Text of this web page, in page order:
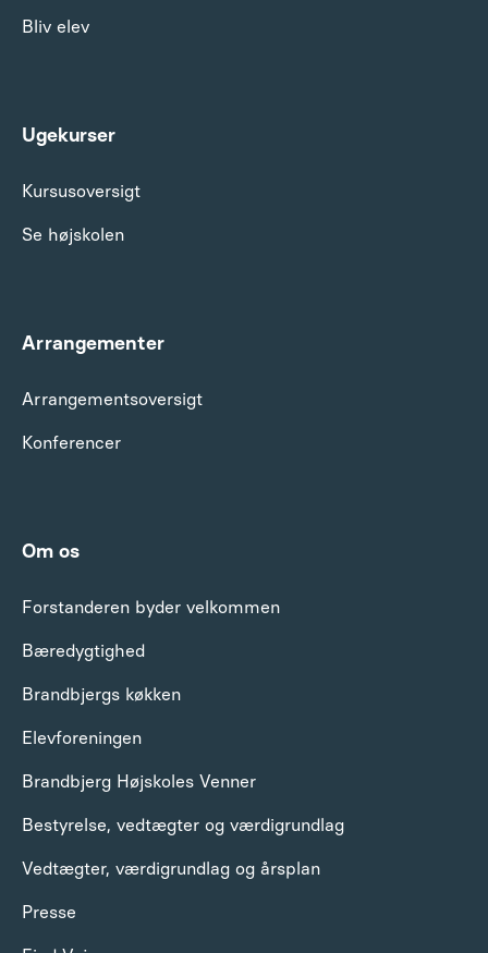
Bliv elev
Ugekurser
Kursusoversigt
Se højskolen
Arrangementer
Arrangements­oversigt
Konferencer
Om os
Forstanderen byder velkommen
Bæredygtighed
Brandbjergs køkken
Elevforeningen
Brandbjerg Højskoles Venner
Bestyrelse, vedtægter og værdigrundlag
Vedtægter, værdigrundlag og årsplan
Presse